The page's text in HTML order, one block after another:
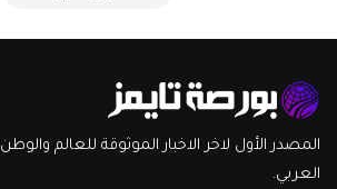
المصدر الأول لاخر الاخبار الموثوقة للعالم والوطن
العربي.